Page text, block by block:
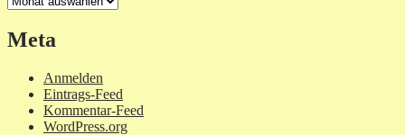
Meta
Anmelden
Eintrags-Feed
Kommentar-Feed
WordPress.org